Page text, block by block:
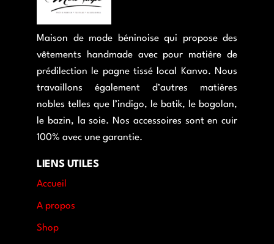
Maison de mode béninoise qui propose des
vêtements handmade avec pour matière de
prédilection le pagne tissé local Kanvo. Nous
travaillons également d’autres matières
nobles telles que l’indigo, le batik, le bogolan,
le bazin, la soie. Nos accessoires sont en cuir
100% avec une garantie.
LIENS UTILES
Accueil
A propos
Shop